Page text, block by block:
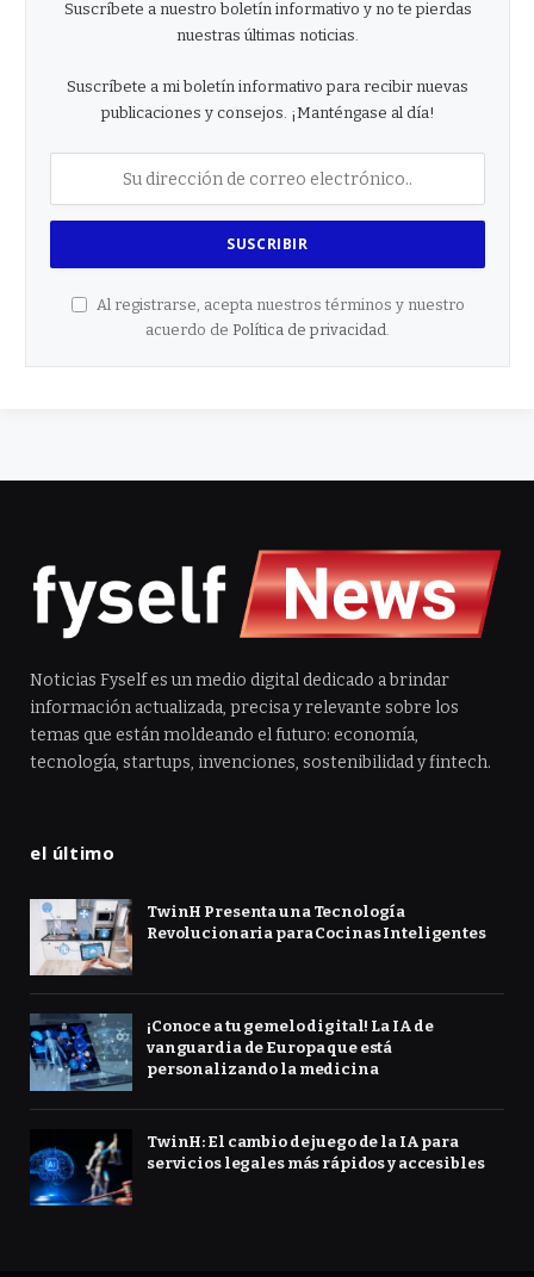
Suscríbete a nuestro boletín informativo y no te pierdas
nuestras últimas noticias.
Suscríbete a mi boletín informativo para recibir nuevas
publicaciones y consejos. ¡Manténgase al día!
Al registrarse, acepta nuestros términos y nuestro
acuerdo de Política de privacidad.
Noticias Fyself es un medio digital dedicado a brindar
información actualizada, precisa y relevante sobre los
temas que están moldeando el futuro: economía,
tecnología, startups, invenciones, sostenibilidad y fintech.
el último
TwinH Presenta una Tecnología
Revolucionaria para Cocinas Inteligentes
¡Conoce a tu gemelo digital! La IA de
vanguardia de Europa que está
personalizando la medicina
TwinH: El cambio de juego de la IA para
servicios legales más rápidos y accesibles